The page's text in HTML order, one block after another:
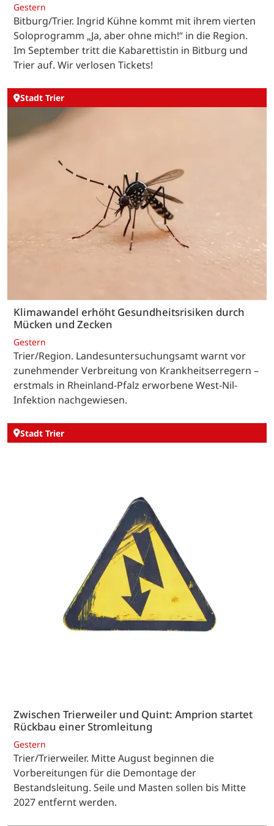
Gestern
Bitburg/Trier. Ingrid Kühne kommt mit ihrem vierten
Soloprogramm „Ja, aber ohne mich!“ in die Region.
Im September tritt die Kabarettistin in Bitburg und
Trier auf. Wir verlosen Tickets!
Stadt Trier
Klimawandel erhöht Gesundheitsrisiken durch
Mücken und Zecken
Gestern
Trier/Region. Landesuntersuchungsamt warnt vor
zunehmender Verbreitung von Krankheitserregern –
erstmals in Rheinland-Pfalz erworbene West-Nil-
Infektion nachgewiesen.
Stadt Trier
Zwischen Trierweiler und Quint: Amprion startet
Rückbau einer Stromleitung
Gestern
Trier/Trierweiler. Mitte August beginnen die
Vorbereitungen für die Demontage der
Bestandsleitung. Seile und Masten sollen bis Mitte
2027 entfernt werden.